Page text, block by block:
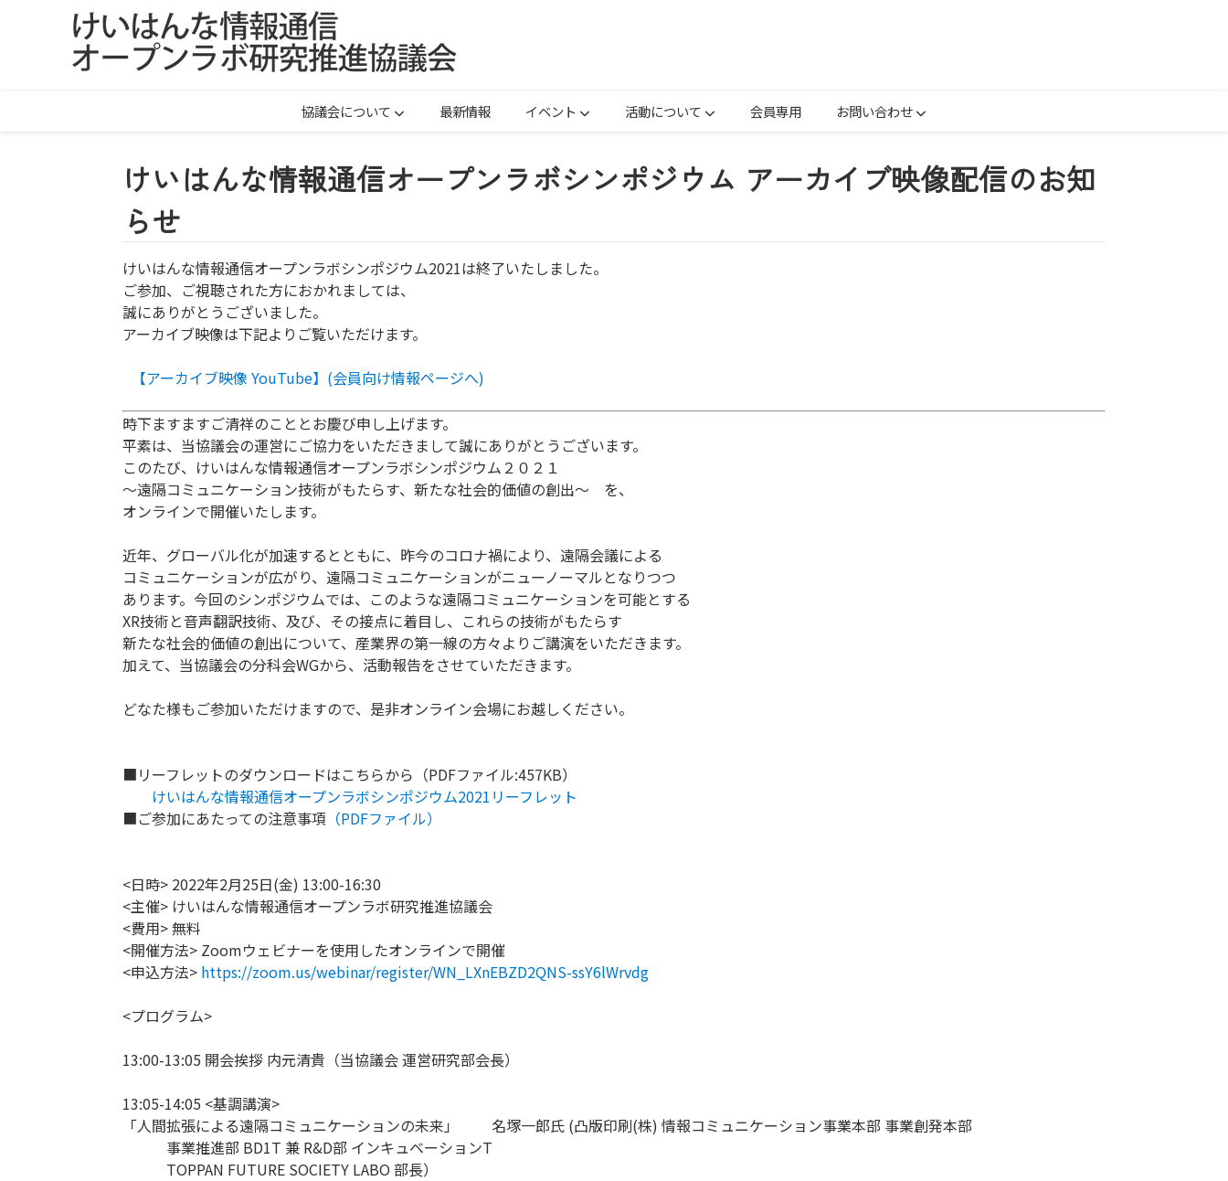
協議会について 最新情報 イベント 活動について 会員専用 お問い合わせ
けいはんな情報通信オープンラボシンポジウム アーカイブ映像配信のお知
らせ
けいはんな情報通信オープンラボシンポジウム2021は終了いたしました。
ご参加、ご視聴された方におかれましては、
誠にありがとうございました。
アーカイブ映像は下記よりご覧いただけます。
【アーカイブ映像 YouTube】(会員向け情報ページへ)
時下ますますご清祥のこととお慶び申し上げます。
平素は、当協議会の運営にご協力をいただきまして誠にありがとうございます。
このたび、けいはんな情報通信オープンラボシンポジウム２０２１
～遠隔コミュニケーション技術がもたらす、新たな社会的価値の創出～ を、
オンラインで開催いたします。
近年、グローバル化が加速するとともに、昨今のコロナ禍により、遠隔会議による
コミュニケーションが広がり、遠隔コミュニケーションがニューノーマルとなりつつ
あります。今回のシンポジウムでは、このような遠隔コミュニケーションを可能とする
XR技術と音声翻訳技術、及び、その接点に着目し、これらの技術がもたらす
新たな社会的価値の創出について、産業界の第一線の方々よりご講演をいただきます。
加えて、当協議会の分科会WGから、活動報告をさせていただきます。
どなた様もご参加いただけますので、是非オンライン会場にお越しください。
■リーフレットのダウンロードはこちらから（PDFファイル:457KB）
けいはんな情報通信オープンラボシンポジウム2021リーフレット
■ご参加にあたっての注意事項 （PDFファイル）
<日時> 2022年2月25日(金) 13:00-16:30
<主催> けいはんな情報通信オープンラボ研究推進協議会
<費用> 無料
<開催方法> Zoomウェビナーを使用したオンラインで開催
<申込方法> https://zoom.us/webinar/register/WN_LXnEBZD2QNS-ssY6lWrvdg
<プログラム>
13:00-13:05 開会挨拶 内元清貴（当協議会 運営研究部会長）
13:05-14:05 <基調講演>
「人間拡張による遠隔コミュニケーションの未来」 名塚一郎氏 (凸版印刷(株) 情報コミュニケーション事業本部 事業創発本部
事業推進部 BD1T 兼 R&D部 インキュベーションT
TOPPAN FUTURE SOCIETY LABO 部長）